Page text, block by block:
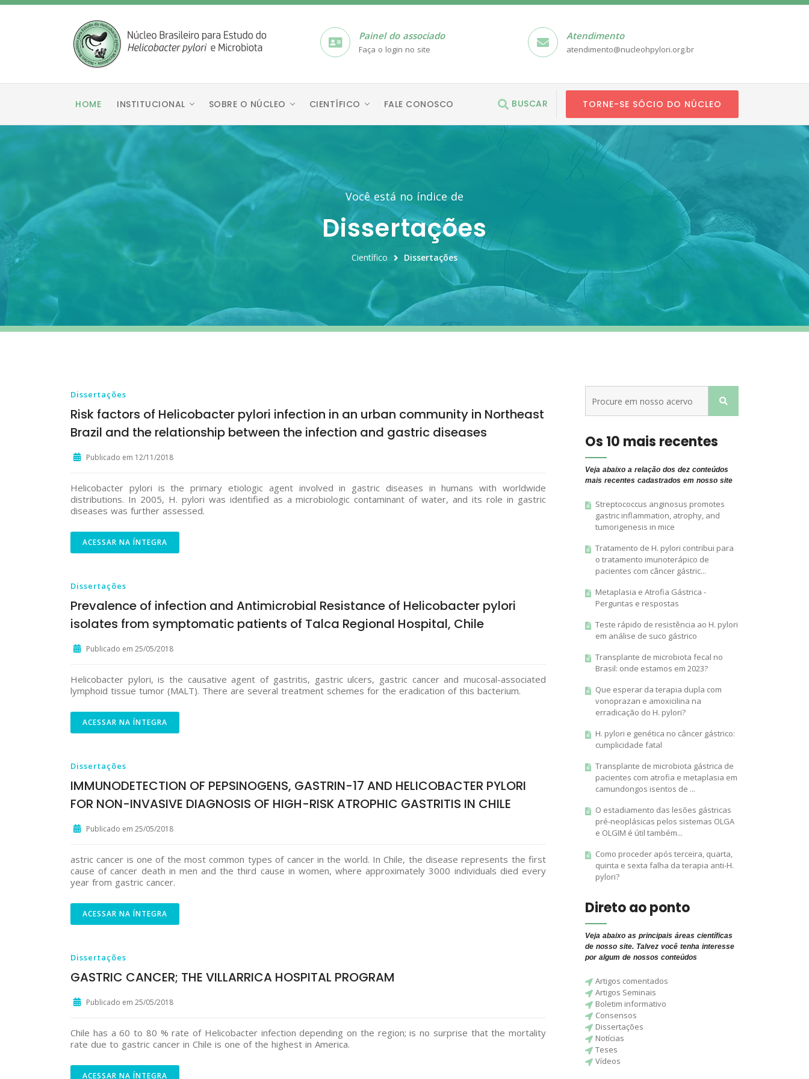
Painel do associado
Faça o login no site
Atendimento
atendimento@nucleohpylori.org.br
HOME INSTITUCIONAL SOBRE O NÚCLEO CIENTÍFICO FALE CONOSCO BUSCAR TORNE-SE SÓCIO DO NÚCLEO
Você está no índice de
Dissertações
Científico Dissertações
Dissertações
Risk factors of Helicobacter pylori infection in an urban community in Northeast
Brazil and the relationship between the infection and gastric diseases
Publicado em 12/11/2018
Helicobacter pylori is the primary etiologic agent involved in gastric diseases in humans with worldwide
distributions. In 2005, H. pylori was identified as a microbiologic contaminant of water, and its role in gastric
diseases was further assessed.
ACESSAR NA ÍNTEGRA
Dissertações
Prevalence of infection and Antimicrobial Resistance of Helicobacter pylori
isolates from symptomatic patients of Talca Regional Hospital, Chile
Publicado em 25/05/2018
Helicobacter pylori, is the causative agent of gastritis, gastric ulcers, gastric cancer and mucosal-associated
lymphoid tissue tumor (MALT). There are several treatment schemes for the eradication of this bacterium.
ACESSAR NA ÍNTEGRA
Dissertações
IMMUNODETECTION OF PEPSINOGENS, GASTRIN-17 AND HELICOBACTER PYLORI
FOR NON-INVASIVE DIAGNOSIS OF HIGH-RISK ATROPHIC GASTRITIS IN CHILE
Publicado em 25/05/2018
astric cancer is one of the most common types of cancer in the world. In Chile, the disease represents the first
cause of cancer death in men and the third cause in women, where approximately 3000 individuals died every
year from gastric cancer.
ACESSAR NA ÍNTEGRA
Dissertações
GASTRIC CANCER; THE VILLARRICA HOSPITAL PROGRAM
Publicado em 25/05/2018
Chile has a 60 to 80 % rate of Helicobacter infection depending on the region; is no surprise that the mortality
rate due to gastric cancer in Chile is one of the highest in America.
ACESSAR NA ÍNTEGRA
Os 10 mais recentes
Veja abaixo a relação dos dez conteúdos
mais recentes cadastrados em nosso site
Streptococcus anginosus promotes
gastric inflammation, atrophy, and
tumorigenesis in mice
Tratamento de H. pylori contribui para
o tratamento imunoterápico de
pacientes com câncer gástric...
Metaplasia e Atrofia Gástrica -
Perguntas e respostas
Teste rápido de resistência ao H. pylori
em análise de suco gástrico
Transplante de microbiota fecal no
Brasil: onde estamos em 2023?
Que esperar da terapia dupla com
vonoprazan e amoxicilina na
erradicação do H. pylori?
H. pylori e genética no câncer gástrico:
cumplicidade fatal
Transplante de microbiota gástrica de
pacientes com atrofia e metaplasia em
camundongos isentos de ...
O estadiamento das lesões gástricas
pré-neoplásicas pelos sistemas OLGA
e OLGIM é útil também...
Como proceder após terceira, quarta,
quinta e sexta falha da terapia anti-H.
pylori?
Direto ao ponto
Veja abaixo as principais áreas científicas
de nosso site. Talvez você tenha interesse
por algum de nossos conteúdos
Artigos comentados
Artigos Seminais
Boletim informativo
Consensos
Dissertações
Notícias
Teses
Vídeos